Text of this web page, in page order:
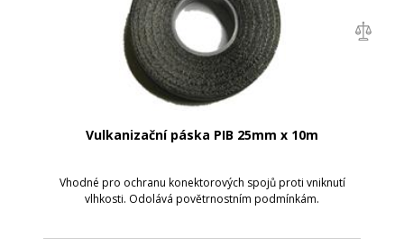
Vulkanizační páska PIB 25mm x 10m
Vhodné pro ochranu konektorových spojů proti vniknutí
vlhkosti. Odolává povětrnostním podmínkám.